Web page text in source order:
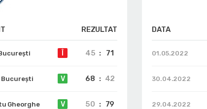
REZULTAT
45 : 71
București V 68 : 42
Gheorghe V 50 : 79
DATA
01.05.2022
30.04.2022
29.04.2022